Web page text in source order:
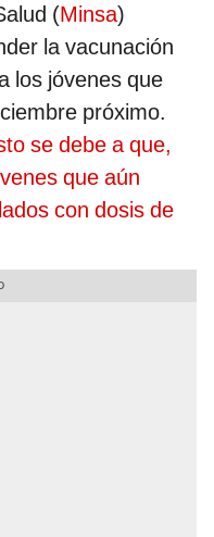
(Minsa)
la vacunación
los jóvenes que
próximo.
se debe a que,
que aún
con dosis de